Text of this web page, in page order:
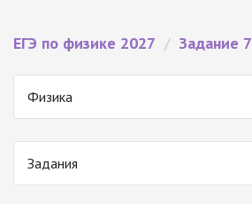
ЕГЭ по физике 2027 / Задание 7
Физика
Задания